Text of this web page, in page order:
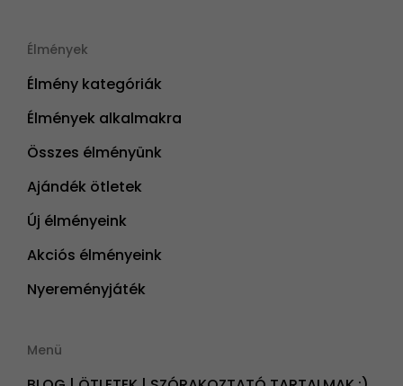
Élmények
Élmény kategóriák
Élmények alkalmakra
Összes élményünk
Ajándék ötletek
Új élményeink
Akciós élményeink
Nyereményjáték
Menü